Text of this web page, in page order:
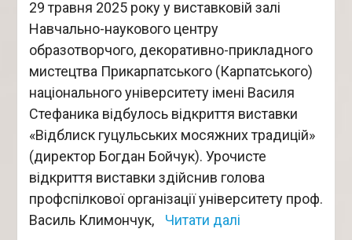
29 травня 2025 року у виставковій залі
Навчально-наукового центру
образотворчого, декоративно-прикладного
мистецтва Прикарпатського (Карпатського)
національного університету імені Василя
Стефаника відбулось відкриття виставки
«Відблиск гуцульських мосяжних традицій»
(директор Богдан Бойчук). Урочисте
відкриття виставки здійснив голова
профспілкової організації університету проф.
Василь Климончук,
Читати далі